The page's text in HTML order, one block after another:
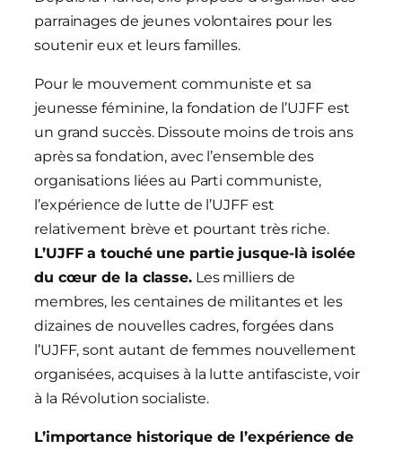
parrainages de jeunes volontaires pour les
soutenir eux et leurs familles.
Pour le mouvement communiste et sa
jeunesse féminine, la fondation de l’UJFF est
un grand succès. Dissoute moins de trois ans
après sa fondation, avec l’ensemble des
organisations liées au Parti communiste,
l’expérience de lutte de l’UJFF est
relativement brève et pourtant très riche.
L’UJFF a touché une partie jusque-là isolée
du cœur de la classe.Les milliers de
membres, les centaines de militantes et les
dizaines de nouvelles cadres, forgées dans
l’UJFF, sont autant de femmes nouvellement
organisées, acquises à la lutte antifasciste, voir
à la Révolution socialiste.
L’importance historique de l’expérience de